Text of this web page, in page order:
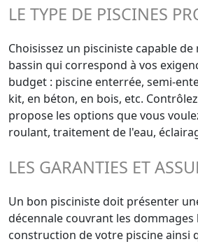
LE TYPE DE PISCINES
Choisissez un pisciniste capable
bassin qui correspond à vos
budget : piscine enterrée, semi-
kit, en béton, en bois, etc.
propose les options que vous
roulant, traitement de l'eau,
LES GARANTIES ET
Un bon pisciniste doit présenter
décennale couvrant les dommages
construction de votre piscine ainsi